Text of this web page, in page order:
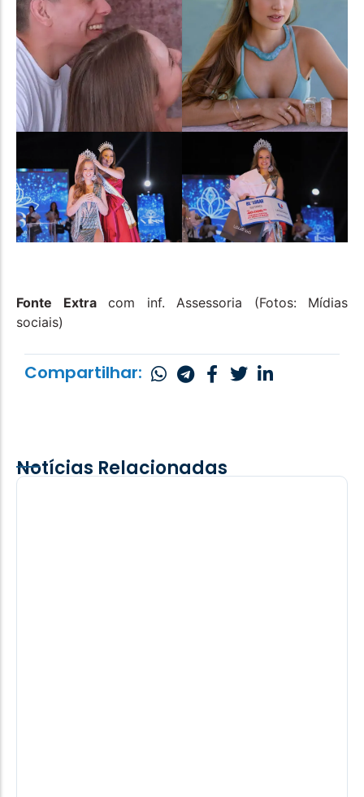
Fonte Extracom inf. Assessoria (Fotos: Mídias
sociais)
Compartilhar:
Notícias Relacionadas